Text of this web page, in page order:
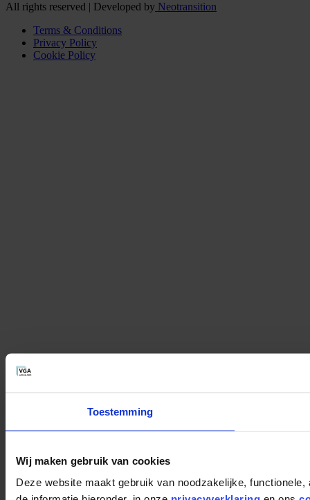
Toestemming
Wij maken gebruik van cookies
Deze website maakt gebruik van noodzakelijke,
All rights reserved | Developed by Neotransition
Terms & Conditions
Privacy Policy
Cookie Policy